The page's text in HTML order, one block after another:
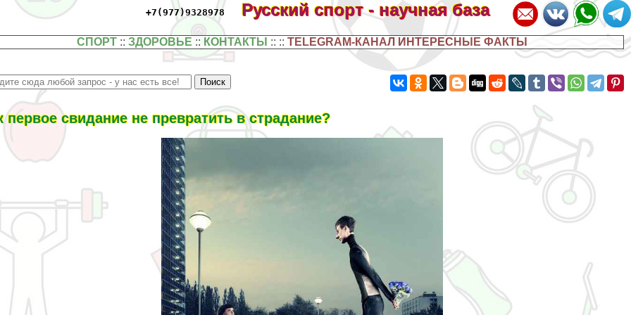
+7(977)9328978 Русский спорт - научная база
СПОРТ ::ЗДОРОВЬЕ :: КОНТАКТЫ :: ::TELEGRAM-КАНАЛ ИНТЕРЕСНЫЕ ФАКТЫ
первое свидание не превратить в страдание?